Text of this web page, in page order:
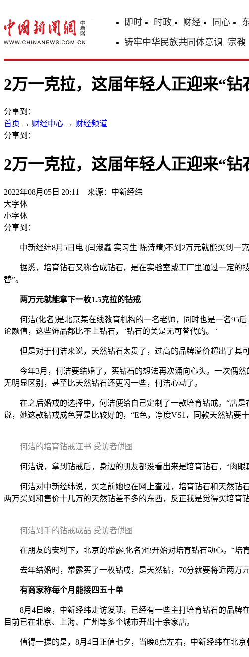
即时 时政 财经 同心
铸牢中华民族共同体意识 宗教
2万一克拉，这届年轻人正迎来“钻
分享到：
首页 → 财经中心 → 财经频道
分享到：
2万一克拉，这届年轻人正迎来“钻
2022年08月05日 20:11 来源：中新经纬
大字体
小字体
分享到：
中新经纬8月5日电 (闫淑鑫 实习生 陈诗晴)不到2万元就能买到一
据悉，培育钻石又称合成钻石，是在实验室或工厂里通过一定的
替”。
两万元就能拿下一枚1.5克拉的钻戒
何洁(化名)是北京某在线教育机构的一名老师，同时也是一名95后
论颜值，这些饰品都比不上钻石，“钻石的美是无可替代的。”
但是对于何洁来说，天然钻石太贵了，过高的品牌溢价超出了其可
今年3月，何洁要结婚了，买钻石的想法再次涌向心头。一次偶然
无明显区别，甚至比天然钻石还更闪一些，何洁心动了。
在之后婚戒的选择中，何洁便给自己定制了一款培育钻戒。“店是
说，她这款钻戒成色算是比较好的，“E色，净度VS1，同款天然钻要
何洁的培育钻戒证书 受访者供图
何洁说，拿到钻戒后，身边的朋友都没看出来是培育钻石，“肉眼
何洁对中新经纬说，买之前她也在网上查过，培育钻石和天然钻
两万买到和售价十几万的天然钻差不多的东西，反正我是觉得买培
何洁到手的钻戒成品 受访者供图
在朋友的安利下，北京的常露(化名)也开始对培育钻石动心。“培
去年结婚时，常露买了一枚钻戒，是天然钻，70分就要将近两万元
有商家称每个月能接四五十单
8月4日晚，中新经纬走访发现，已经有一些主打培育钻石的品牌在
目前已在北京、上海、广州等多个城市开出十余家店。
值得一提的是，8月4日正值七夕，当晚8点左右，中新经纬在北京